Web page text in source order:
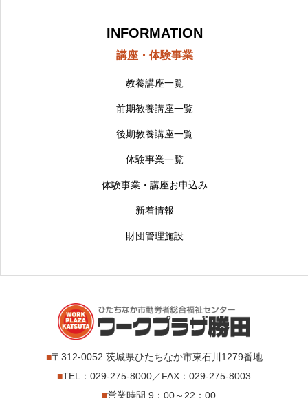
INFORMATION
講座・体験事業
教養講座一覧
前期教養講座一覧
後期教養講座一覧
体験事業一覧
体験事業・講座お申込み
新着情報
財団管理施設
■〒312-0052 茨城県ひたちなか市東石川1279番地
■TEL：029-275-8000／FAX：029-275-8003
■営業時間 9：00～22：00